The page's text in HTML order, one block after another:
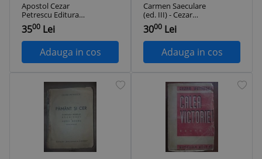
Apostol Cezar
Petrescu Editura
Cugetarea
3500 Lei
Adauga in cos
Carmen Saeculare
(ed. III) - Cezar
Petrescu
3000 Lei
Adauga in cos